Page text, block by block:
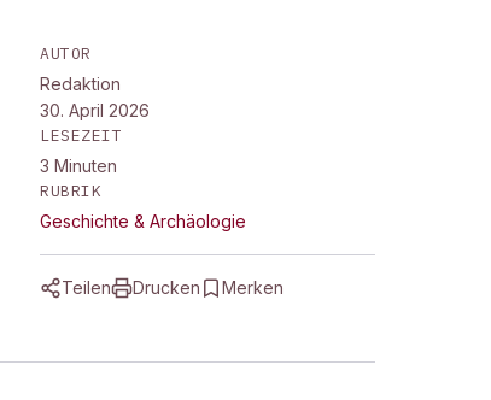
AUTOR
Redaktion
30. April 2026
LESEZEIT
3 Minuten
RUBRIK
Geschichte & Archäologie
Teilen Drucken Merken